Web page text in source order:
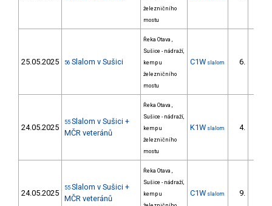
železničního
mostu
25.05.2025 56 Slalom v Sušici
Řeka Otava ,
Sušice - nádraží,
kemp u
železničního
mostu
C1W slalom 6.
24.05.2025
55 Slalom v Sušici +
MČR veteránů
Řeka Otava ,
Sušice - nádraží,
kemp u
železničního
mostu
K1W slalom 4.
24.05.2025
55 Slalom v Sušici +
MČR veteránů
Řeka Otava ,
Sušice - nádraží,
kemp u
C1W slalom 9.